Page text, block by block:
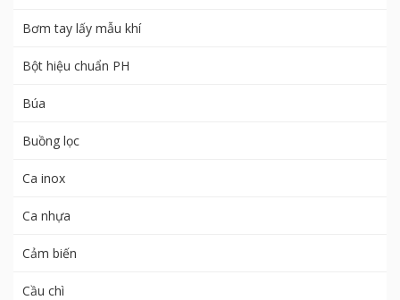
Bơm tay lấy mẫu khí
Bột hiệu chuẩn PH
Búa
Buồng lọc
Ca inox
Ca nhựa
Cảm biến
Cầu chì